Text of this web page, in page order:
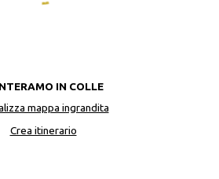
IN COLLE
mappa ingrandita
Crea itinerario